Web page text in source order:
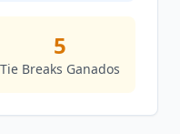
5
Tie Breaks Ganados